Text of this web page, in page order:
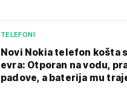
TELEFONI
Novi Nokia telefon košta
evra: Otporan na vodu,
padove, a baterija mu